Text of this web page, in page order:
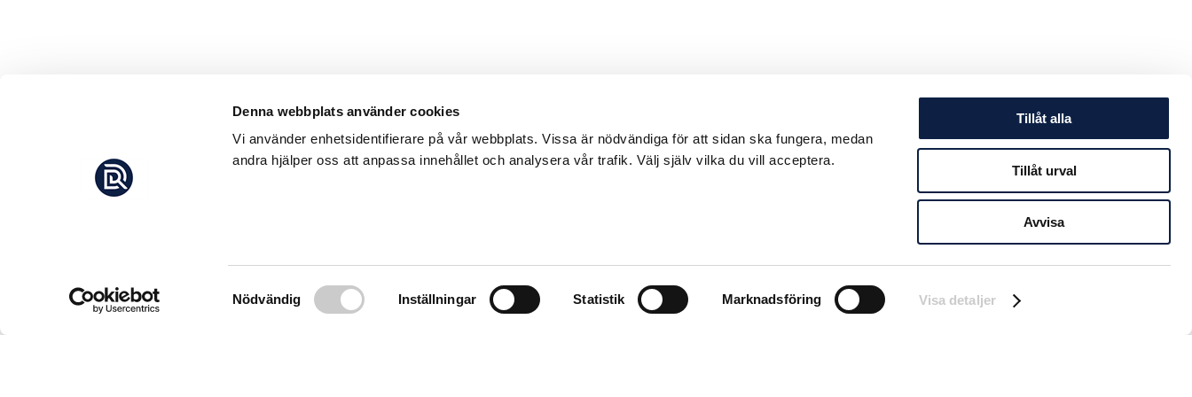
Denna webbplats använder cookies
Vi använder enhetsidentifierare på vår webbplats. Vissa är nödvändiga för att sidan ska fungera, medan
andra hjälper oss att anpassa innehållet och analysera vår trafik. Välj själv vilka du vill acceptera.
Samtyckesval
Nödvändig Inställningar Statistik Marknadsföring Visa detaljer
Tillåt alla
Tillåt urval
Avvisa